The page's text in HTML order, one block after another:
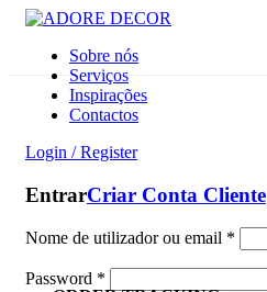
Sobre nós
Serviços
Inspirações
Contactos
Login / Register
EntrarCriar Conta Cliente
Nome de utilizador ou email *
Password *